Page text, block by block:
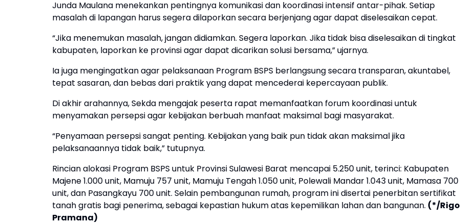
Junda Maulana menekankan pentingnya komunikasi dan koordinasi intensif antar-pihak. Setiap
masalah di lapangan harus segera dilaporkan secara berjenjang agar dapat diselesaikan cepat.
“Jika menemukan masalah, jangan didiamkan. Segera laporkan. Jika tidak bisa diselesaikan di tingkat
kabupaten, laporkan ke provinsi agar dapat dicarikan solusi bersama,” ujarnya.
Ia juga mengingatkan agar pelaksanaan Program BSPS berlangsung secara transparan, akuntabel,
tepat sasaran, dan bebas dari praktik yang dapat mencederai kepercayaan publik.
Di akhir arahannya, Sekda mengajak peserta rapat memanfaatkan forum koordinasi untuk
menyamakan persepsi agar kebijakan berbuah manfaat maksimal bagi masyarakat.
“Penyamaan persepsi sangat penting. Kebijakan yang baik pun tidak akan maksimal jika
pelaksanaannya tidak baik,” tutupnya.
Rincian alokasi Program BSPS untuk Provinsi Sulawesi Barat mencapai 5.250 unit, terinci: Kabupaten
Majene 1.000 unit, Mamuju 757 unit, Mamuju Tengah 1.050 unit, Polewali Mandar 1.043 unit, Mamasa 700
unit, dan Pasangkayu 700 unit. Selain pembangunan rumah, program ini disertai penerbitan sertifikat
tanah gratis bagi penerima, sebagai kepastian hukum atas kepemilikan lahan dan bangunan. (*/Rigo
Pramana)